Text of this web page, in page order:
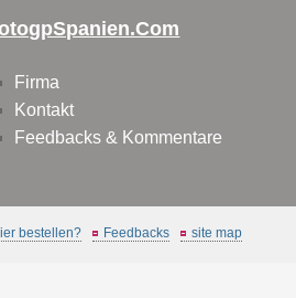
Firma
Kontakt
Feedbacks & Kommentare
bestellen? Feedbacks site map